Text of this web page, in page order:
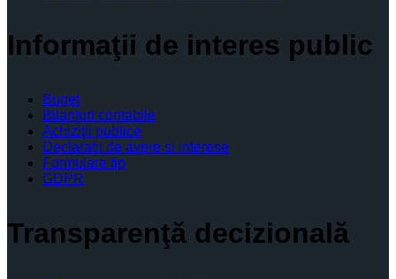
Informaţii de interes public
Buget
Bilanţuri contabile
Achiziţii publice
Declaratii de avere si interese
Formulare tip
GDPR
Transparenţă decizională